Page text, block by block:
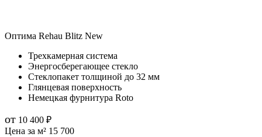
Оптима Rehau Blitz New
Трехкамерная система
Энергосберегающее стекло
Стеклопакет толщиной до 32 мм
Глянцевая поверхность
Немецкая фурнитура Roto
от 10 400 ₽
Цена за м² 15 700